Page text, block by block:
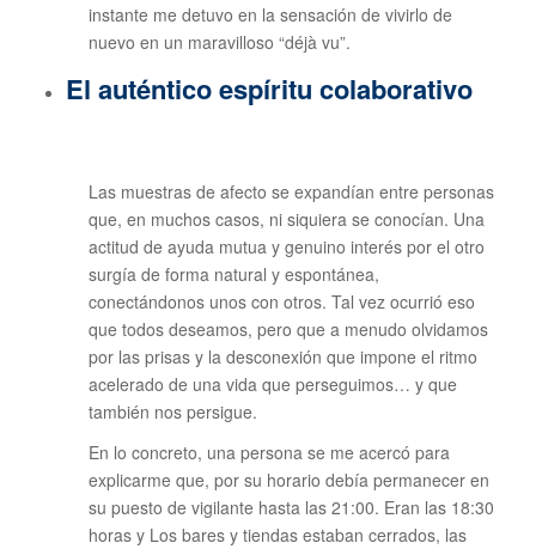
instante me detuvo en la sensación de vivirlo de
nuevo en un maravilloso “déjà vu”.
El auténtico espíritu colaborativo
Las muestras de afecto se expandían entre personas
que, en muchos casos, ni siquiera se conocían. Una
actitud de ayuda mutua y genuino interés por el otro
surgía de forma natural y espontánea,
conectándonos unos con otros. Tal vez ocurrió eso
que todos deseamos, pero que a menudo olvidamos
por las prisas y la desconexión que impone el ritmo
acelerado de una vida que perseguimos… y que
también nos persigue.
En lo concreto, una persona se me acercó para
explicarme que, por su horario debía permanecer en
su puesto de vigilante hasta las 21:00. Eran las 18:30
horas y Los bares y tiendas estaban cerrados, las